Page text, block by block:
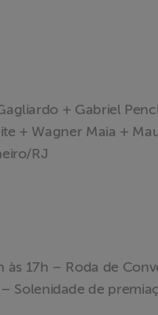
+ Gabriel
+ Wagner Maia +
RJ
às 17h – Roda de
Solenidade de